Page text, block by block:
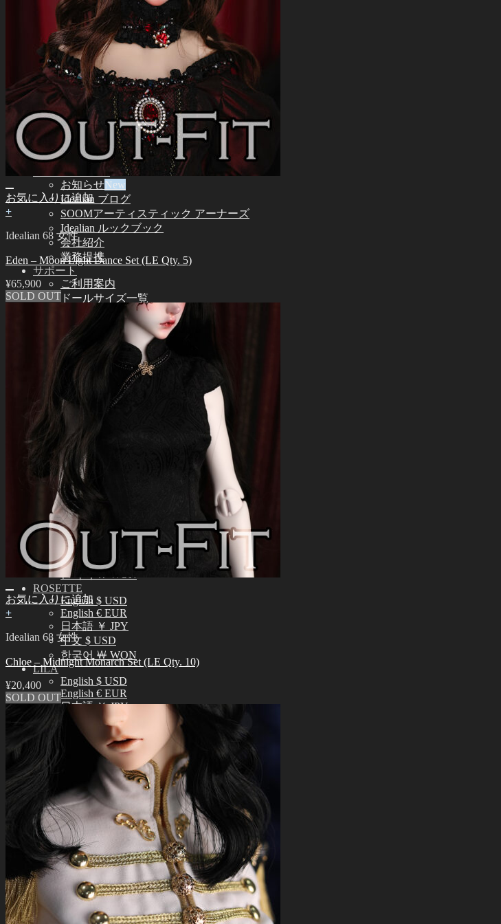
Idealian 72/75 男性
Idealian 68 女性
Idealian 51 男性
その他
その他のアクセサリー
スタンド ㆍバッグ
ツール
エステ用品
組立てツール
メイク用品
カスタム用品
つけまつげ
コミュニティー
お知らせ
Idealian ブログ
SOOMアーティスティック アーナーズ
Idealian ルックブック
会社紹介
業務提携
サポート
ご利用案内
ドールサイズ一覧
スキンカラーガイド
オーナーズガイド
正規商品照会
よくある質問 (FAQ)
カスタマーセンター (Q&A)
THE GEM
English $ USD
日本語 ￥ JPY
中文 $ USD
한국어 ￦ WON
NEO ANGELREGION
English $ USD
日本語 ￥ JPY
中文 $ USD
한국어 ￦ WON
IDEALIAN
English $ USD
日本語 ￥ JPY
中文 $ USD
한국어 ￦ WON
ROSETTE
English $ USD
English € EUR
日本語 ￥ JPY
中文 $ USD
한국어 ￦ WON
LILA
English $ USD
English € EUR
日本語 ￥ JPY
中文 $ USD
한국어 ￦ WON
検
索
対
象:
お買い物カゴに商品がありません。
0
お買い物カゴ
お買い物カゴに商品がありません。
お気に入りに追加
+
Idealian 68 女性
Eden – Moon Light Dance Set (LE Qty. 5)
¥65,900
SOLD OUT
お気に入りに追加
+
Idealian 68 女性
Chloe – Midnight Monarch Set (LE Qty. 10)
¥20,400
SOLD OUT